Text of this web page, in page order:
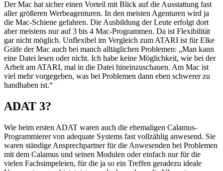
Der Mac hat sicher einen Vorteil mit Blick auf die Ausstattung fast
aller größeren Werbeagenturen. In den meisten Agenturen wird ja
die Mac-Schiene gefahren. Die Ausbildung der Leute erfolgt dort
aber meistens nur auf 3 bis 4 Mac-Programmen. Da ist Flexibilität
gar nicht möglich. Unflexibel im Vergleich zum ATARI ist für Elke
Gräfe der Mac auch bei manch alltäglichen Problemen: „Man kann
eine Datei lesen oder nicht. Ich habe keine Möglichkeit, wie bei der
Arbeit am ATARI, mal in die Datei hineinzuschauen. Am Mac ist
viel mehr vorgegeben, was bei Problemen dann eben schwerer zu
handhaben ist.“
ADAT 3?
Wie beim ersten ADAT waren auch die ehemaligen Calamus-
Programmierer von adequate Systems fast vollzählig anwesend. Sie
waren ständige Ansprechpartner für die Anwesenden bei Problemen
mit dem Calamus und seinen Modulen oder einfach nur für die
vielen Fachsimpeleien, für die ja so ein Treffen geradezu ideale